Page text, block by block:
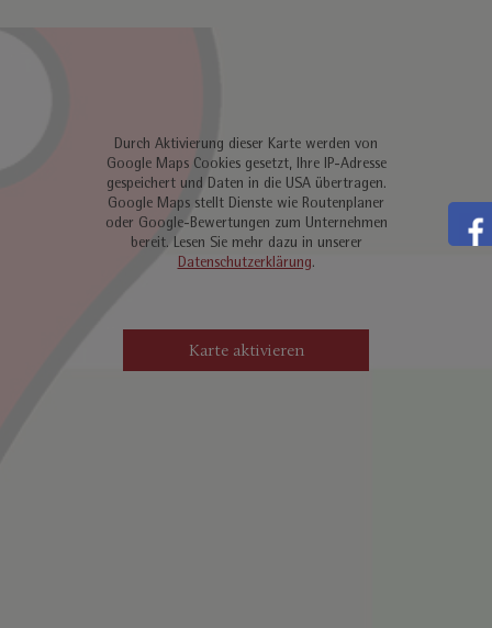
Durch Aktivierung dieser Karte werden von
Google Maps Cookies gesetzt, Ihre IP-Adresse
gespeichert und Daten in die USA übertragen.
Google Maps stellt Dienste wie Routenplaner
oder Google-Bewertungen zum Unternehmen
bereit. Lesen Sie mehr dazu in unserer
Datenschutzerklärung.
Karte aktivieren